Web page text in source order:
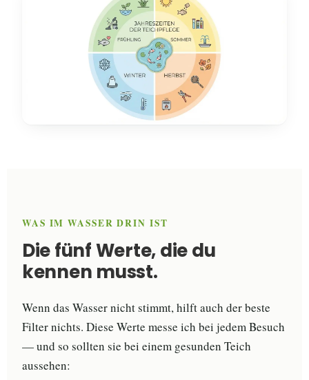
WAS IM WASSER DRIN IST
Die fünf Werte, die du
kennen musst.
Wenn das Wasser nicht stimmt, hilft auch der beste
Filter nichts. Diese Werte messe ich bei jedem Besuch
— und so sollten sie bei einem gesunden Teich
aussehen: